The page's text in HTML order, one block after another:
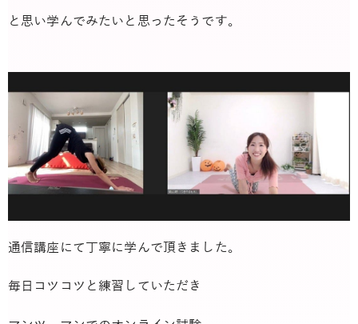
と思い学んでみたいと思ったそうです。
通信講座にて丁寧に学んで頂きました。
毎日コツコツと練習していただき